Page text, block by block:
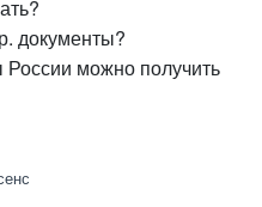
документы?
можно получить